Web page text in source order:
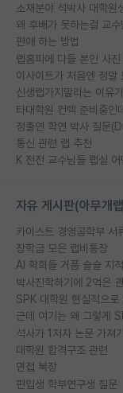
소재분야 석박사 대학원
편애 하는 방법
랩홈피에 다들 본인 사
이사이트가 처음엔 정말
신생랩가지말라는 이유
정출연 학연 박사 질문
통신 관련 랩 추천
K 전전 교수님들 랩실
자유 게시판(아무개
카이스트 경영공학부 서
장학금 모은 랩비통장
AI 학회들 거품 슬슬 지
SPK 대학원 현실적으로
근데 여기는 왜 그렇게
석사가 1저자 논문 가져
대학원 합격구조 관련
면접 복장
편입생 학부연구생 질문